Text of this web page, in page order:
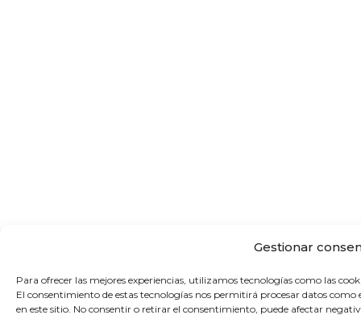
Gestionar
Para ofrecer las mejores experiencias, utilizamos tecnologías como las
El consentimiento de estas tecnologías nos permitirá procesar datos
en este sitio. No consentir o retirar el consentimiento, puede afectar